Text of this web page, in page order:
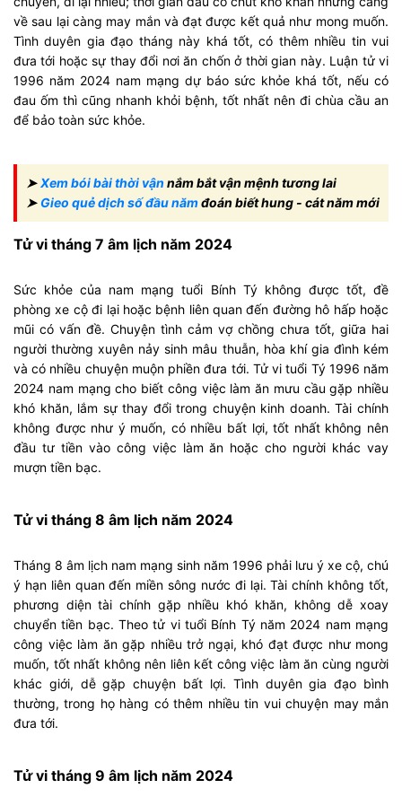
về sau lại càng may mắn và đạt được kết quả như mong muốn.
Tình duyên gia đạo tháng này khá tốt, có thêm nhiều tin vui
đưa tới hoặc sự thay đổi nơi ăn chốn ở thời gian này. Luận tử vi
1996 năm 2024 nam mạng dự báo sức khỏe khá tốt, nếu có
đau ốm thì cũng nhanh khỏi bệnh, tốt nhất nên đi chùa cầu an
để bảo toàn sức khỏe.
➤ Xem bói bài thời vận nắm bắt vận mệnh tương lai
➤ Gieo quẻ dịch số đầu nămđoán biết hung - cát năm mới
Tử vi tháng 7 âm lịch năm 2024
Sức khỏe của nam mạng tuổi Bính Tý không được tốt, đề
phòng xe cộ đi lại hoặc bệnh liên quan đến đường hô hấp hoặc
mũi có vấn đề. Chuyện tình cảm vợ chồng chưa tốt, giữa hai
người thường xuyên nảy sinh mâu thuẫn, hòa khí gia đình kém
và có nhiều chuyện muộn phiền đưa tới. Tử vi tuổi Tý 1996 năm
2024 nam mạng cho biết công việc làm ăn mưu cầu gặp nhiều
khó khăn, lắm sự thay đổi trong chuyện kinh doanh. Tài chính
không được như ý muốn, có nhiều bất lợi, tốt nhất không nên
đầu tư tiền vào công việc làm ăn hoặc cho người khác vay
mượn tiền bạc.
Tử vi tháng 8 âm lịch năm 2024
Tháng 8 âm lịch nam mạng sinh năm 1996 phải lưu ý xe cộ, chú
ý hạn liên quan đến miền sông nước đi lại. Tài chính không tốt,
phương diện tài chính gặp nhiều khó khăn, không dễ xoay
chuyển tiền bạc. Theo tử vi tuổi Bính Tý năm 2024 nam mạng
công việc làm ăn gặp nhiều trở ngại, khó đạt được như mong
muốn, tốt nhất không nên liên kết công việc làm ăn cùng người
khác giới, dễ gặp chuyện bất lợi. Tình duyên gia đạo bình
thường, trong họ hàng có thêm nhiều tin vui chuyện may mắn
đưa tới.
Tử vi tháng 9 âm lịch năm 2024